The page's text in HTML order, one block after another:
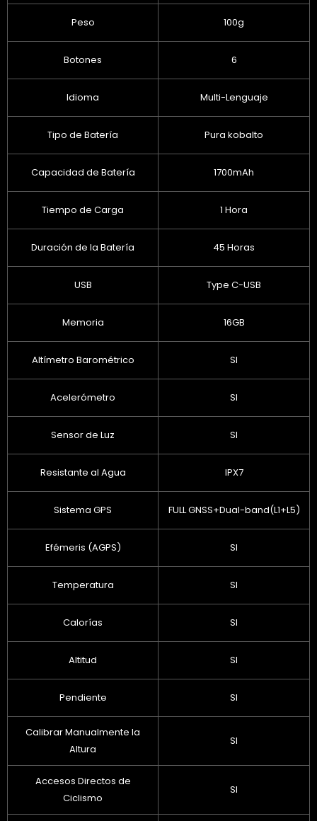
Peso 100g
Botones 6
Idioma Multi-Lenguaje
Tipo de Batería Pura kobalto
Capacidad de Batería 1700mAh
Tiempo de Carga 1 Hora
Duración de la Batería 45 Horas
USB Type C-USB
Memoria 16GB
Altímetro Barométrico SI
Acelerómetro SI
Sensor de Luz SI
Resistante al Agua IPX7
Sistema GPS FULL GNSS+Dual-band(L1+L5)
Efémeris (AGPS) SI
Temperatura SI
Calorías SI
Altitud SI
Pendiente SI
Calibrar Manualmente la
Altura
SI
Accesos Directos de
Ciclismo
SI